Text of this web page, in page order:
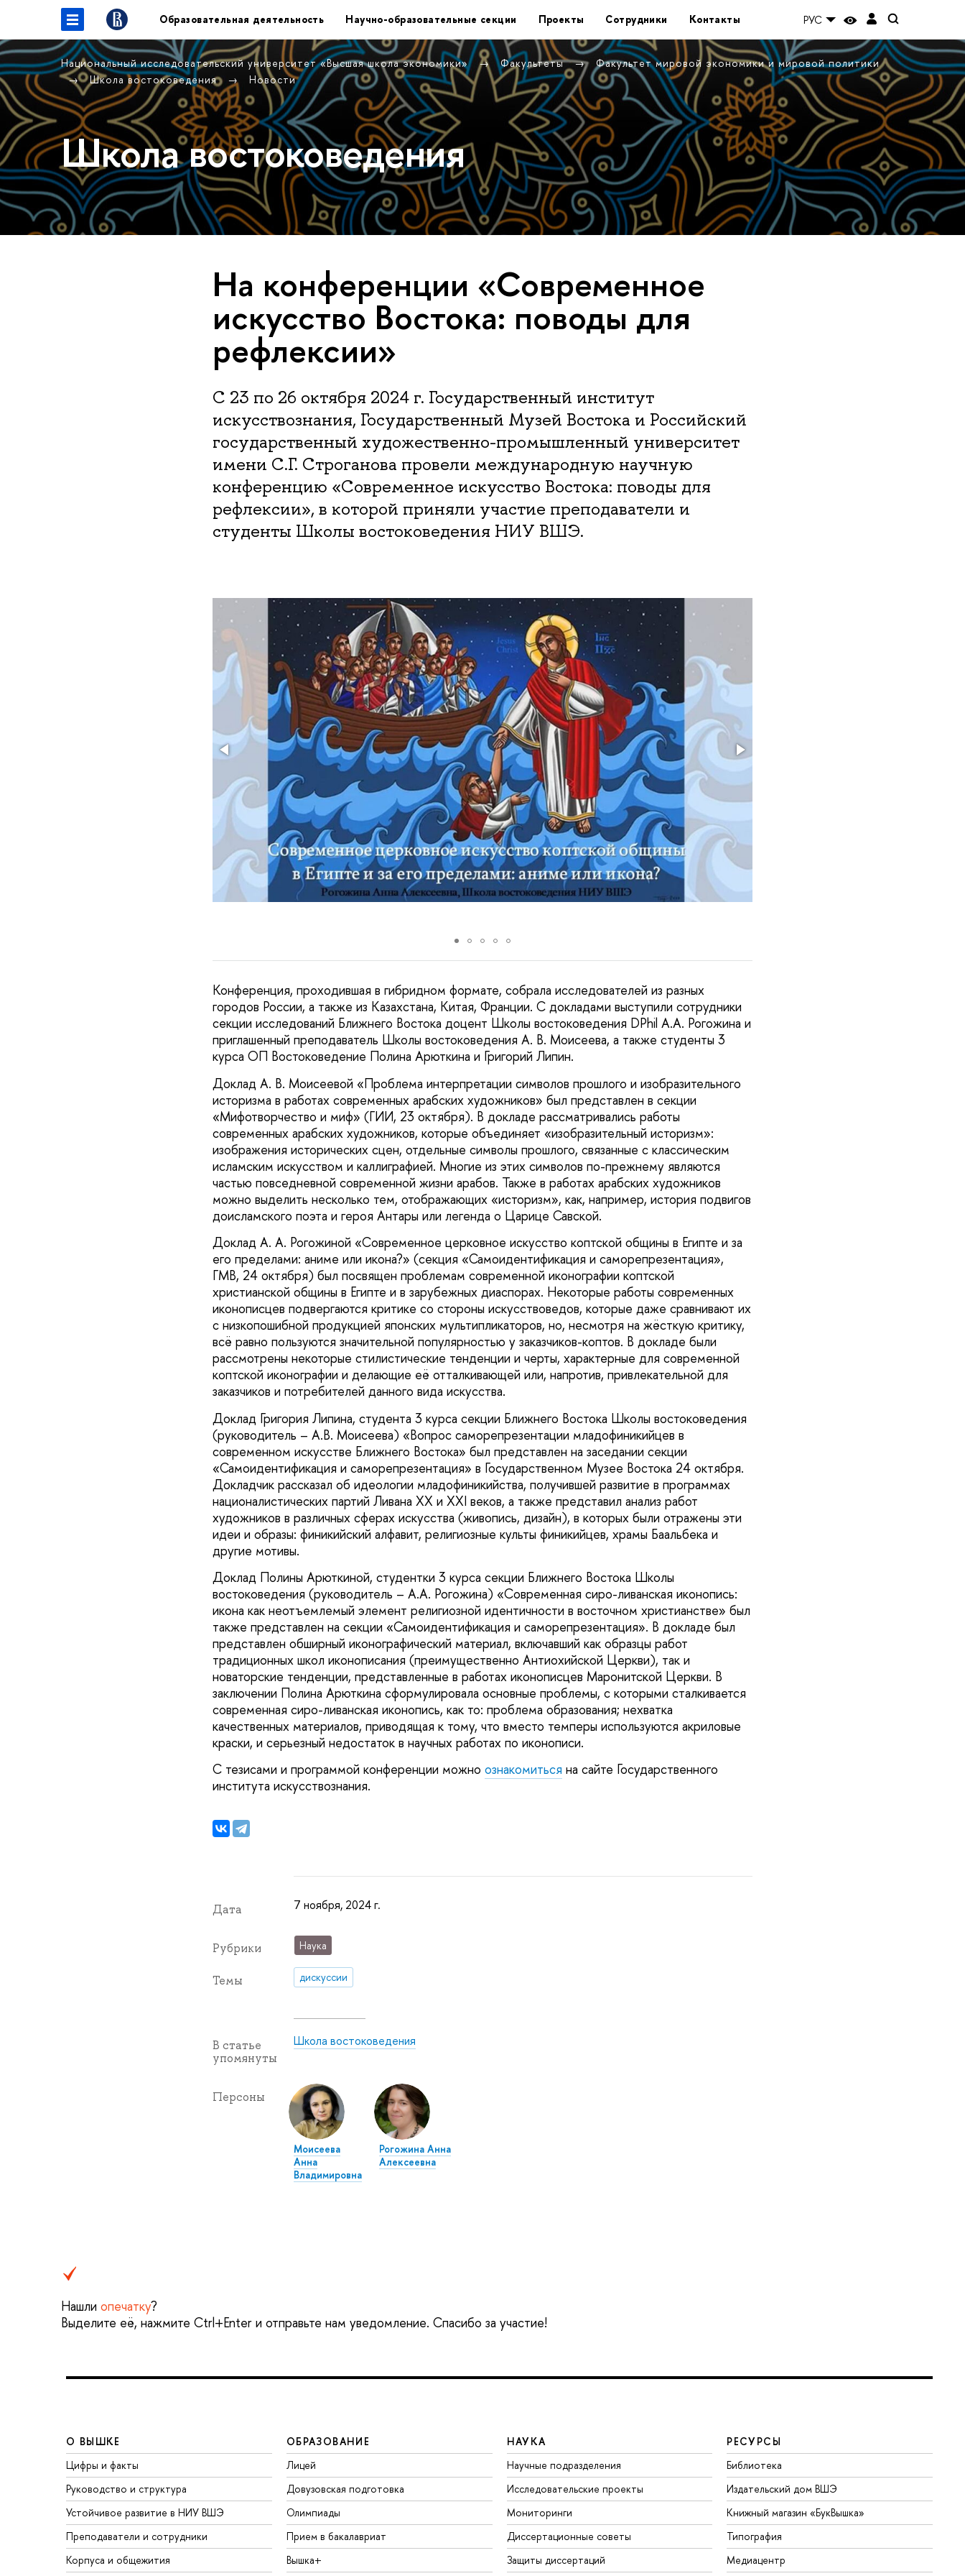
Образовательная деятельность Научно-образовательные секции Проекты Сотрудники Контакты РУС
Национальный исследовательский университет «Высшая школа экономики» Факультеты
Факультет мировой экономики и мировой политики
Школа востоковедения
Новости
Школа востоковедения
На конференции «Современное
искусство Востока: поводы для
рефлексии»
С 23 по 26 октября 2024 г. Государственный институт
искусствознания, Государственный Музей Востока и Российский
государственный художественно-промышленный университет
имени С.Г. Строганова провели международную научную
конференцию «Современное искусство Востока: поводы для
рефлексии», в которой приняли участие преподаватели и
студенты Школы востоковедения НИУ ВШЭ.
Конференция, проходившая в гибридном формате, собрала исследователей из разных
городов России, а также из Казахстана, Китая, Франции. С докладами выступили сотрудники
секции исследований Ближнего Востока доцент Школы востоковедения DPhil А.А. Рогожина и
приглашенный преподаватель Школы востоковедения А. В. Моисеева, а также студенты 3
курса ОП Востоковедение Полина Арюткина и Григорий Липин.
Доклад А. В. Моисеевой «Проблема интерпретации символов прошлого и изобразительного
историзма в работах современных арабских художников» был представлен в секции
«Мифотворчество и миф» (ГИИ, 23 октября). В докладе рассматривались работы
современных арабских художников, которые объединяет «изобразительный историзм»:
изображения исторических сцен, отдельные символы прошлого, связанные с классическим
исламским искусством и каллиграфией. Многие из этих символов по-прежнему являются
частью повседневной современной жизни арабов. Также в работах арабских художников
можно выделить несколько тем, отображающих «историзм», как, например, история подвигов
доисламского поэта и героя Антары или легенда о Царице Савской.
Доклад А. А. Рогожиной «Современное церковное искусство коптской общины в Египте и за
его пределами: аниме или икона?» (секция «Самоидентификация и саморепрезентация»,
ГМВ, 24 октября) был посвящен проблемам современной иконографии коптской
христианской общины в Египте и в зарубежных диаспорах. Некоторые работы современных
иконописцев подвергаются критике со стороны искусствоведов, которые даже сравнивают их
с низкопошибной продукцией японских мультипликаторов, но, несмотря на жёсткую критику,
всё равно пользуются значительной популярностью у заказчиков-коптов. В докладе были
рассмотрены некоторые стилистические тенденции и черты, характерные для современной
коптской иконографии и делающие её отталкивающей или, напротив, привлекательной для
заказчиков и потребителей данного вида искусства.
Доклад Григория Липина, студента 3 курса секции Ближнего Востока Школы востоковедения
(руководитель – А.В. Моисеева) «Вопрос саморепрезентации младофиникийцев в
современном искусстве Ближнего Востока» был представлен на заседании секции
«Самоидентификация и саморепрезентация» в Государственном Музее Востока 24 октября.
Докладчик рассказал об идеологии младофиникийства, получившей развитие в программах
националистических партий Ливана XX и XXI веков, а также представил анализ работ
художников в различных сферах искусства (живопись, дизайн), в которых были отражены эти
идеи и образы: финикийский алфавит, религиозные культы финикийцев, храмы Баальбека и
другие мотивы.
Доклад Полины Арюткиной, студентки 3 курса секции Ближнего Востока Школы
востоковедения (руководитель – А.А. Рогожина) «Современная сиро-ливанская иконопись:
икона как неотъемлемый элемент религиозной идентичности в восточном христианстве» был
также представлен на секции «Самоидентификация и саморепрезентация». В докладе был
представлен обширный иконографический материал, включавший как образцы работ
традиционных школ иконописания (преимущественно Антиохийской Церкви), так и
новаторские тенденции, представленные в работах иконописцев Маронитской Церкви. В
заключении Полина Арюткина сформулировала основные проблемы, с которыми сталкивается
современная сиро-ливанская иконопись, как то: проблема образования; нехватка
качественных материалов, приводящая к тому, что вместо темперы используются акриловые
краски, и серьезный недостаток в научных работах по иконописи.
С тезисами и программой конференции можно ознакомиться на сайте Государственного
института искусствознания.
Дата 7 ноября, 2024 г.
Рубрики Наука
Темы дискуссии
В статье
упомянуты
Школа востоковедения
Персоны
Моисеева
Анна
Владимировна
Рогожина Анна
Алексеевна
Нашли опечатку?
Выделите её, нажмите Ctrl+Enter и отправьте нам уведомление. Спасибо за участие!
О ВЫШКЕ
Цифры и факты
Руководство и структура
Устойчивое развитие в НИУ ВШЭ
Преподаватели и сотрудники
Корпуса и общежития
ОБРАЗОВАНИЕ
Лицей
Довузовская подготовка
Олимпиады
Прием в бакалавриат
Вышка+
НАУКА
Научные подразделения
Исследовательские проекты
Мониторинги
Диссертационные советы
Защиты диссертаций
РЕСУРСЫ
Библиотека
Издательский дом ВШЭ
Книжный магазин «БукВышка»
Типография
Медиацентр